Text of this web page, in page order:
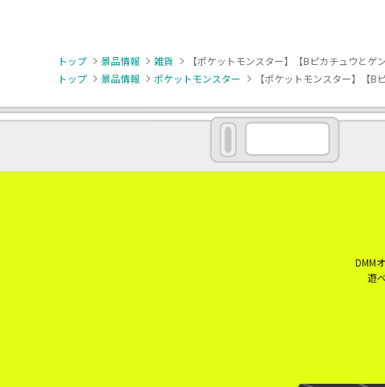
トップ 景品情報 雑貨
【ポケットモンスター】【Bピカチュウと
トップ
景品情報 ポケットモンスター 【ポケットモンスター】【
DMM
遊